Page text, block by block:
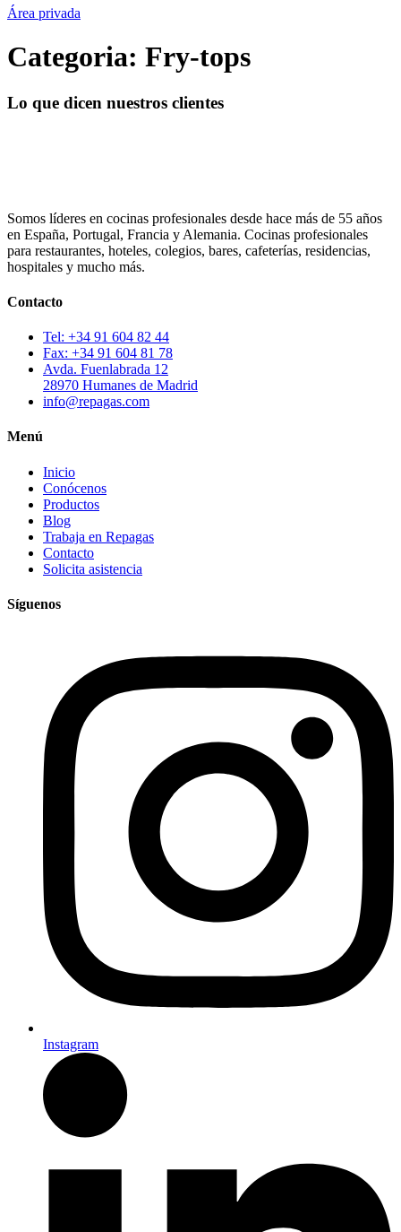
Área privada
Categoria: Fry-tops
Lo que dicen nuestros clientes
Somos líderes en cocinas profesionales desde hace más de 55 años
en España, Portugal, Francia y Alemania. Cocinas profesionales
para restaurantes, hoteles, colegios, bares, cafeterías, residencias,
hospitales y mucho más.
Contacto
Tel: +34 91 604 82 44
Fax: +34 91 604 81 78
Avda. Fuenlabrada 12
28970 Humanes de Madrid
info@repagas.com
Menú
Inicio
Conócenos
Productos
Blog
Trabaja en Repagas
Contacto
Solicita asistencia
Síguenos
Instagram